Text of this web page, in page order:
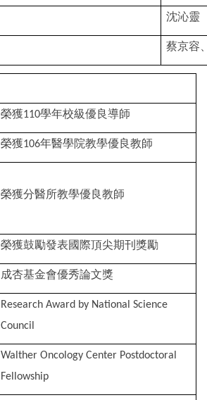
沈沁靈
蔡京容
榮獲110學年校級優良導師
榮獲106年醫學院教學優良教師
榮獲分醫所教學優良教師
榮獲鼓勵發表國際頂尖期刊獎勵
成杏基金會優秀論文獎
Research Award by National Science
Council
Walther Oncology Center Postdoctoral
Fellowship